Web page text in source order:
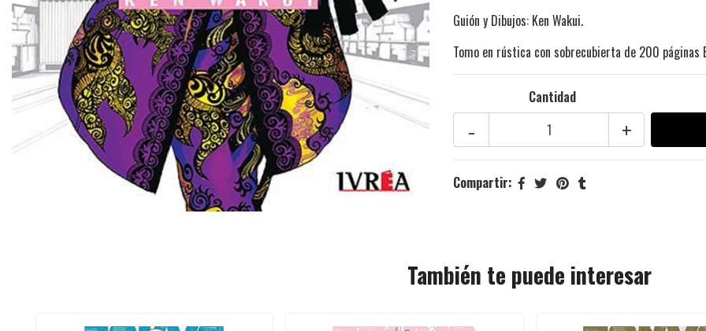
Guión y Dibujos: Ken Wakui.
Tomo en rústica con sobrecubierta de 200 páginas
Cantidad
+
-
Compartir:
También te puede interesar